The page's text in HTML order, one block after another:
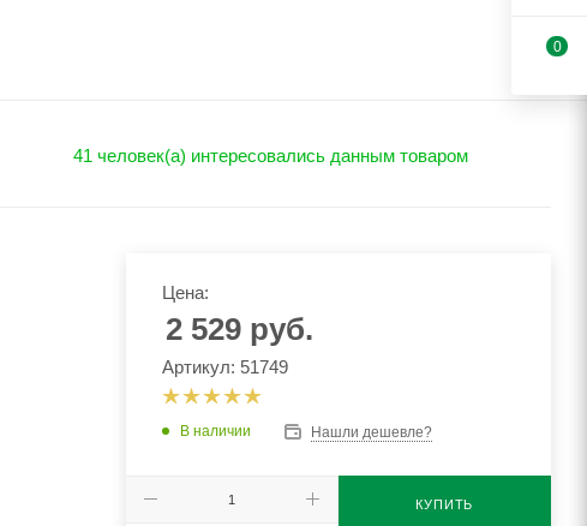
41 человек(а) интересовались данным товаром
Цена:
2 529руб.
Артикул: 51749
В наличии Нашли дешевле?
КУПИТЬ
0